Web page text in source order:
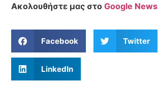
Ακολουθήστε μας στοGoogle News
Facebook Twitter
LinkedIn